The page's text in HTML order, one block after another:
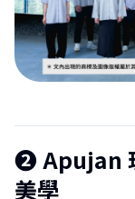
❷ Apujan
美學